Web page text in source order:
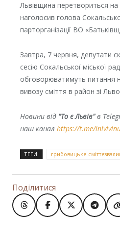
Львівщина перетвориться на
наголосив голова
парторганізації ВО
Завтра, 7 червня, депутати
сесію Сокальської міської
обговорюватимуть питання
вивозу сміття в район зі
Новини від "То є Львів"в
наш канал https://t.me/
ТЕГИ: грибовицьке
Поділитися